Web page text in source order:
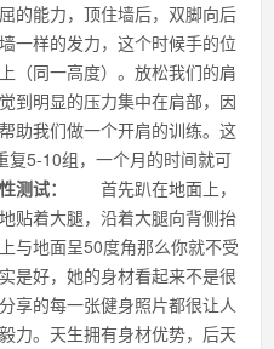
的能力，顶住墙后，双脚向后
一样的发力，这个时候手的位
（同一高度）。放松我们的肩
到明显的压力集中在肩部，因
助我们做一个开肩的训练。这
复5-10组，一个月的时间就可
测试：
首先趴在地面上，
贴着大腿，沿着大腿向背侧抬
与地面呈50度角那么你就不受
是好，她的身材看起来不是很
享的每一张健身照片都很让人
力。天生拥有身材优势，后天